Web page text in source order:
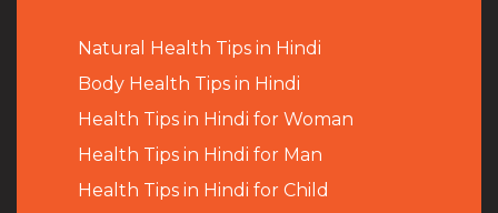
Natural Health Tips in Hindi
Body Health Tips in Hindi
Health Tips in Hindi for Woman
Health Tips in Hindi for Man
Health Tips in Hindi for Child